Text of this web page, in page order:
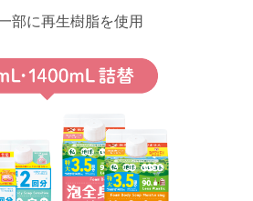
部に再生樹脂を使用